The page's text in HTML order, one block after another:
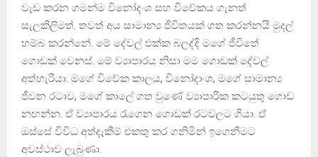
වැඩ කරන ගමන්ම විනෝදංශ සහ විවේකය ගැනත්
සැලකිලිමත්. තවත් අය සාමාන්‍ය ජීවිතයක් ගත කරන්නයි මුදල්
හම්බ කරන්නේ. මේ දේවල් එක්ක බලද්දි මගේ ජීවිතේ
ගොඩක් වෙනස්. මේ ව්‍යාපාරය නිසා මම ගොඩක් දේවල්
අත්හැරියා. මගේ විවේක කාලය, විනෝදාංශ, මගේ සාමාන්‍ය
ජීවන රටාව, මගේ කාලේ ගත වුණේ ව්‍යාපාරික කටයුතු ගොඩ
නඟන්න. ඒ ව්‍යාපාරය රැගෙන ගොඩක් රටවලට ගියා. ඒ
ඔස්සේ විවිධ අත්දැකීම් එකතු කර ගනිමින් ඉගෙනීමට
අවස්ථාව ලැබුණා.